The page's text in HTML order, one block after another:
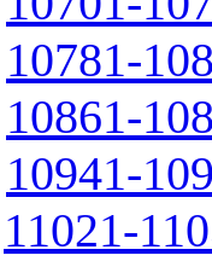
10781-
10861-
10941-
11021-